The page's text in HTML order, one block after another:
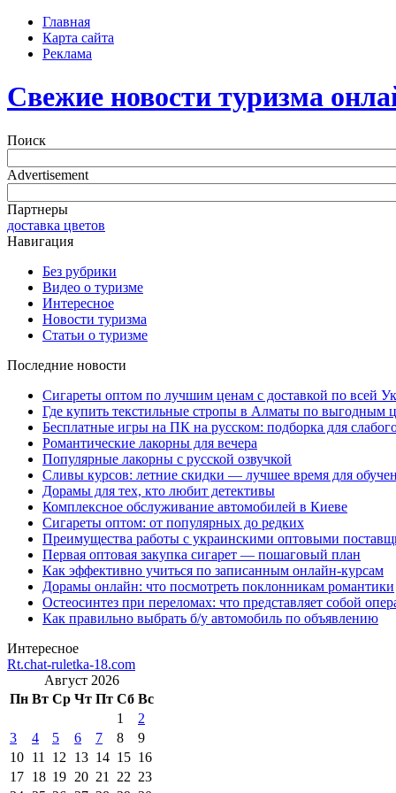
Главная
Карта сайта
Реклама
Свежие новости туризма
Поиск
Advertisement
Партнеры
доставка цветов
Навигация
Без рубрики
Видео о туризме
Интересное
Новости туризма
Статьи о туризме
Последние новости
Сигареты оптом по лучшим ценам с доставкой по всей
Где купить текстильные стропы в Алматы по выгодным
Бесплатные игры на ПК на русском: подборка для
Романтические лакорны для вечера
Популярные лакорны с русской озвучкой
Сливы курсов: летние скидки — лучшее время для
Дорамы для тех, кто любит детективы
Комплексное обслуживание автомобилей в Киеве
Сигареты оптом: от популярных до редких
Преимущества работы с украинскими оптовыми
Первая оптовая закупка сигарет — пошаговый план
Как эффективно учиться по записанным онлайн-курсам
Дорамы онлайн: что посмотреть поклонникам романтики
Остеосинтез при переломах: что представляет собой
Как правильно выбрать б/у автомобиль по объявлению
Интересное
Rt.chat-ruletka-18.com
Август 2026
Пн Вт Ср Чт Пт Сб Вс
1
2
3
4 5 6 7 8
9
10 11 12 13 14 15 16
17 18 19 20 21 22 23